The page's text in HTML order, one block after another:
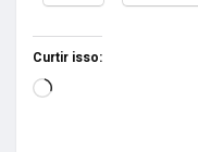
Curtir isso: